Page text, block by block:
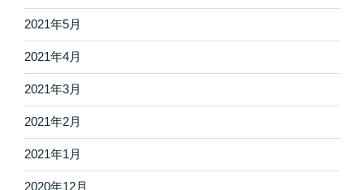
2021年5月
2021年4月
2021年3月
2021年2月
2021年1月
2020年12月